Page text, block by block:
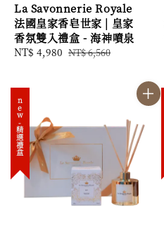
La Savonnerie Royale
法國皇家香皂世家 | 皇家
香氛雙入禮盒 - 海神噴泉
Sale
NT$ 4,980 Regular
NT$ 6,560
new-精選禮盒